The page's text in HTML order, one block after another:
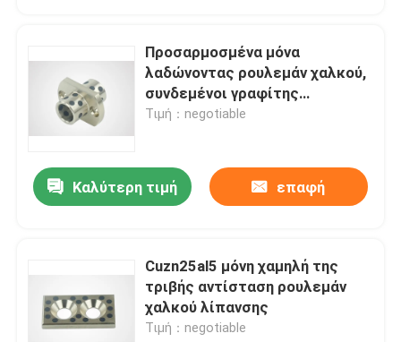
Μας ελάτε σε επαφή με
Ζητήστε ένα απόσπασμα
μόνα λαδώνοντας ρουλεμάν
μόνα λαδώνοντας ρουλεμάν μανικιών
Προσαρμοσμένα μόνα
λαδώνοντας ρουλεμάν χαλκού,
συνδεμένοι γραφίτης
δακτύλιοι χαλκού
Τιμή：negotiable
Καλύτερη τιμή επαφή
Cuzn25al5 μόνη χαμηλή της
τριβής αντίσταση ρουλεμάν
χαλκού λίπανσης
Τιμή：negotiable